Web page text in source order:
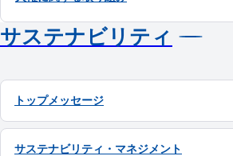
サステナビリティ
トップメッセージ
サステナビリティ・マネジメント